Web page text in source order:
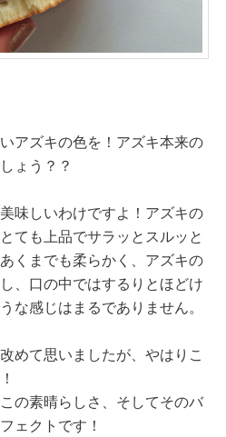
アズキの色を！アズキ本来の
ょう？？
味しいわけですよ！アズキの
ても上品でサラッとスルッと
くまでも柔らかく、アズキの
、口の中ではするりとほどけ
な感じはまるでありません。
めて思いましたが、やはりこ
の素晴らしさ、そしてそのバ
ェクトです！